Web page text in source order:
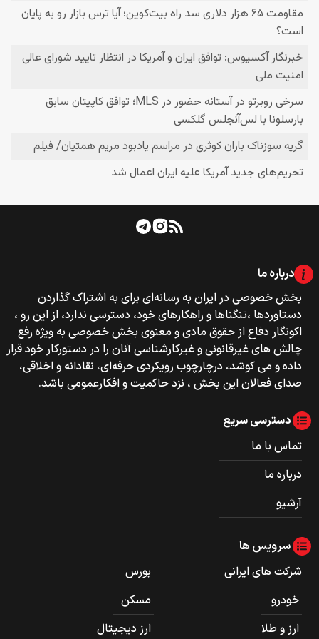
درباره ما
بخش خصوصی‌‌ در ایران به رسانه‌ای برای به اشتراک گذاردن
دستاوردها ،تنگناها و راهکارهای خود، دسترسی ندارد، از این رو ،
اکونگار دفاع از حقوق مادی و معنوی بخش خصوصی به ویژه رفع
چالش های غیرقانونی و غیرکارشناسی آنان را در دستورکار خود قرار
داده و می کوشد، درچارچوب رویکردی حرفه‌ای، نقادانه و اخلاقی،
صدای فعالان این بخش ، نزد حاکمیت و افکارعمومی باشد.
دسترسی سریع
تماس با ما
درباره ما
آرشیو
سرویس ها
شرکت های ایرانی
بورس
خودرو
مسکن
ارز و طلا
ارز دیجیتال